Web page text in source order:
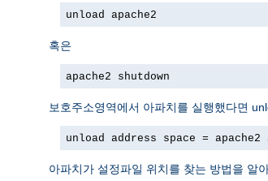
unload apache2
혹은
apache2 shutdown
보호주소영역에서 아파치를 실행했다면
unload address space = apache2
아파치가 설정파일 위치를 찾는 방법을 알